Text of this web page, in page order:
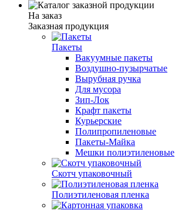
На заказ
Заказная продукция
Пакеты
Вакуумные пакеты
Воздушно-пузырчатые
Вырубная ручка
Для мусора
Зип-Лок
Крафт пакеты
Курьерские
Полипропиленовые
Пакеты-Майка
Мешки полиэтиленовые
Скотч упаковочный
Полиэтиленовая пленка